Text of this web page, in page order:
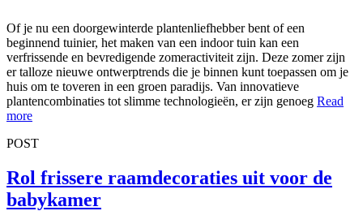
Of je nu een doorgewinterde plantenliefhebber bent of een
beginnend tuinier, het maken van een indoor tuin kan een
verfrissende en bevredigende zomeractiviteit zijn. Deze zomer zijn
er talloze nieuwe ontwerptrends die je binnen kunt toepassen om je
huis om te toveren in een groen paradijs. Van innovatieve
plantencombinaties tot slimme technologieën, er zijn genoeg Read
more
POST
Rol frissere raamdecoraties uit voor de
babykamer